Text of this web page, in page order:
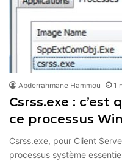
Abderrahmane Hammou 1
Csrss.exe : c’est
ce processus
Csrss.exe, pour Client
processus système